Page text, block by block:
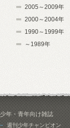
2005～2009年
2000～2004年
1990～1999年
～1989年
少年・青年向け雑誌
週刊少年チャンピオン